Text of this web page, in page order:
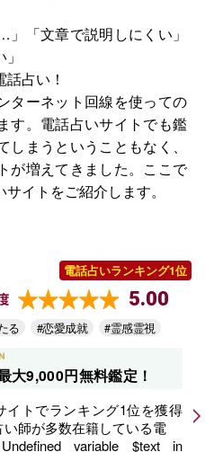
」「文章で説明しにくい」
占い！
ターネット回線を使っての
す。電話占いサイトでも鑑
まうということもなく、
が増えてきました。ここで
イトをご紹介します。
電話占いランキング1位
5.00
る #恋愛成就 #霊感霊視
大9,000円無料鑑定！
イトでランキング1位を獲得
い師が多数在籍している電
variable $text in